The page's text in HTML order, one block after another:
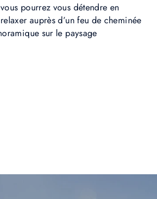
pourrez vous détendre en
auprès d’un feu de cheminée
sur le paysage